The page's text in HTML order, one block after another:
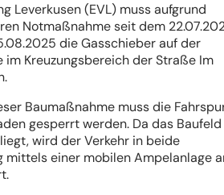
Leverkusen (EVL) muss aufgrund
Notmaßnahme seit dem
die Gasschieber auf der
Kreuzungsbereich der Straße Im
Baumaßnahme muss die
gesperrt werden. Da das Baufeld
wird der Verkehr in beide
mittels einer mobilen Ampelanlage